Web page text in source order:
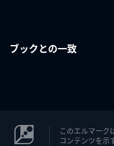
ブックとの一致
このエルマーク
コンテンツを示